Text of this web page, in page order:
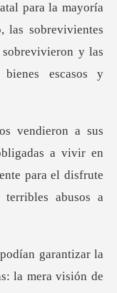
al para la mayoría
las sobrevivientes
a vivir en
para el disf
la mera visión de